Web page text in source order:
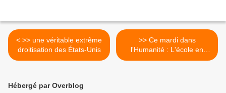
< >> une véritable extrême
droitisation des États-Unis
>> Ce mardi dans
l'Humanité : L'école en
chantier >
Hébergé par Overblog